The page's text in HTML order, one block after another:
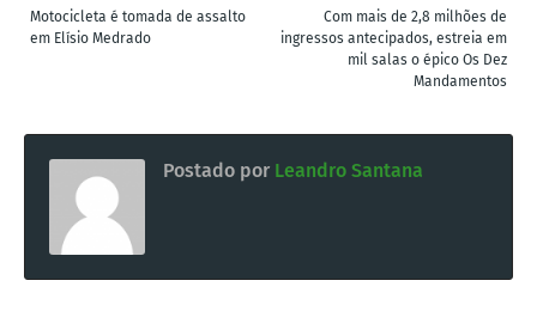
Com mais de 2,8 milhões de
ingressos antecipados, estreia em
mil salas o épico Os Dez
Mandamentos
Motocicleta é tomada de assalto
em Elísio Medrado
Postado por Leandro Santana